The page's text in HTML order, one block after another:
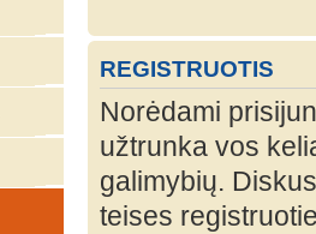
REGISTRUOTIS
Norėdami
užtrunka vos
galimybių.
teises